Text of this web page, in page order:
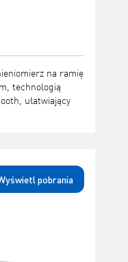
na ramię
technologią
ułatwiający
pobrania